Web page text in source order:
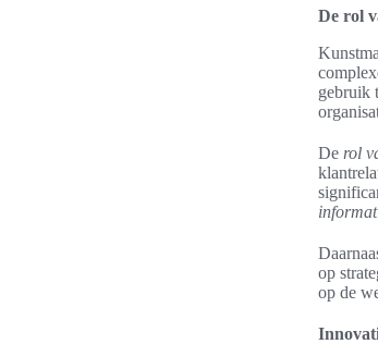
De rol
gebruik
De rol
op
op de